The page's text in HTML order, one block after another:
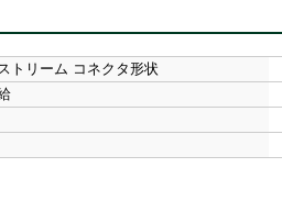
トリーム コネクタ形状